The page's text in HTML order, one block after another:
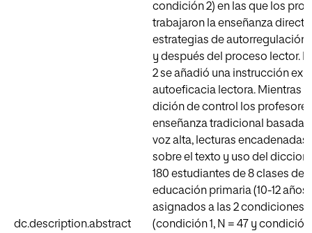
dc.description.abstract
condición 2) en las que los
trabajaron la enseñanza
estrategias de autorregulación
y después del proceso lector.
2 se añadió una instrucción
autoeficacia lectora. Mientras
dición de control los
enseñanza tradicional basada
voz alta, lecturas
sobre el texto y uso del
180 estudiantes de 8 clases de
educación primaria (10-12
asignados a las 2 condiciones
(condición 1, N = 47 y condición